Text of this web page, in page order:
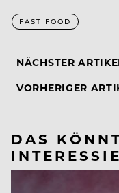
FAST FOOD
NÄCHSTER
VORHERIGER
DAS